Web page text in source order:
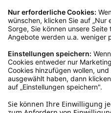
Mo – Fr 9 – 17 Uhr, Sa 9 –
Ruf uns an